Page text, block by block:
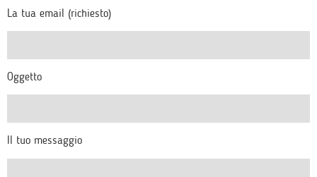
La tua email (richiesto)
Oggetto
Il tuo messaggio